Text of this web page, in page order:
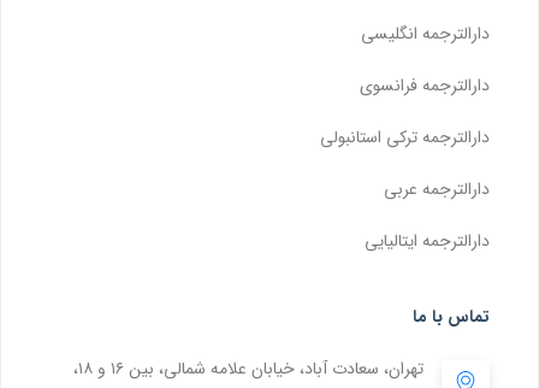
دارالترجمه انگلیسی
دارالترجمه فرانسوی
دارالترجمه ترکی استانبولی
دارالترجمه عربی
دارالترجمه ایتالیایی
تماس با ما
تهران، سعادت آباد، خیابان علامه شمالی، بین ۱۶ و ۱۸،